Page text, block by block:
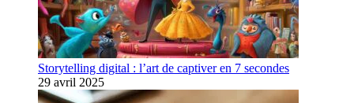
Storytelling digital : l’art de captiver en 7 secondes
29 avril 2025